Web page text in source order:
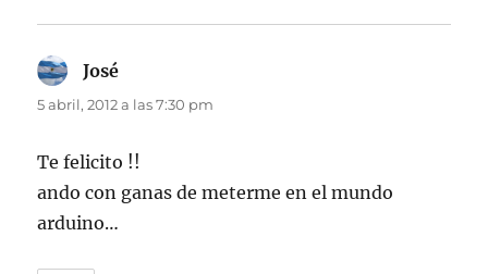
José
5 abril, 2012 a las 7:30 pm
Te felicito !!
ando con ganas de meterme en el mundo
arduino…